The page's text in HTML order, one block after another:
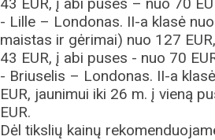
- Lille – Londonas. II-a klasė
maistas ir gėrimai) nuo 127
43 EUR, į abi puses - nuo 70
- Briuselis – Londonas. II-a
EUR, jaunimui iki 26 m. į vieną
EUR.
Dėl tikslių kainų